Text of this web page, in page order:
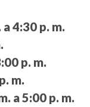
a 4:30 p. m.
p. m.
m.
a 5:00 p. m.